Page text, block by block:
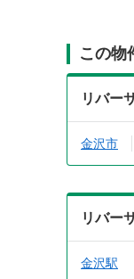
この物
リバー
金沢市
リバー
金沢駅